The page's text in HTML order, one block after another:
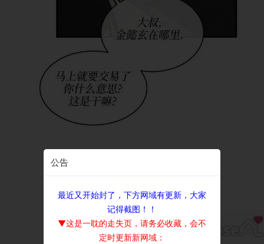
公告
最近又开始封了，下方网域有更新，大家
记得截图！！
▼这是一耽的走失页，请务必收藏，会不
定时更新新网域：